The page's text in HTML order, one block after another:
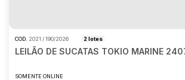
COD. 2021 / 190/2026 2 lotes
LEILÃO DE SUCATAS TOKIO MARINE
SOMENTE ONLINE